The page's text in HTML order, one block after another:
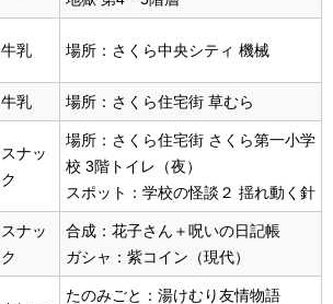
牛乳 場所：さくら中央シティ 機械
牛乳 場所：さくら住宅街 草むら
スナッ
ク
場所：さくら住宅街 さくら第一小学
校 3階トイレ（夜）
スポット：学校の怪談２ 揺れ動く針
スナッ
ク
合成：花子さん＋呪いの日記帳
ガシャ：紫コイン（現代）
たのみごと：湯けむり友情物語